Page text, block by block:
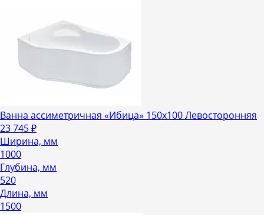
Ванна ассиметричная «Ибица» 150х100 Левосторонняя
23 745₽
Ширина, мм
1000
Глубина, мм
520
Длина, мм
1500